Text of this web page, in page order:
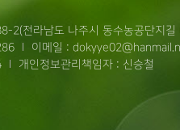
2(전라남도 나주시 동수농공단지
이메일 :
개인정보관리책임자 : 신승철